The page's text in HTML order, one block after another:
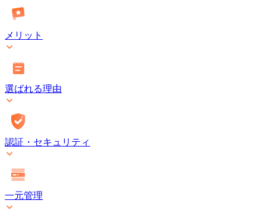
[タ
ン
マ
ジ
メ
ン
ト・
オ
ン
レ
ス]
メリット
選ばれる理由
認証・セキュリティ
一元管理